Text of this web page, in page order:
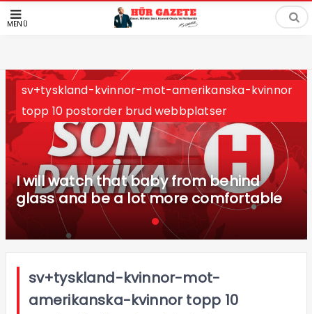
MENÜ
sv+tyskland-kvinnor-mot-amerikanska-kvinnor
topp 10 postorder brud webbplatser
I will watch that baby from behind
glass and be a lot more comfortable
sv+tyskland-kvinnor-mot-
amerikanska-kvinnor topp 10